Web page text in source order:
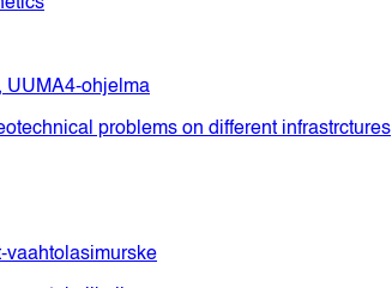
UUMA4-ohjelma
problems on different infrastrctures
vaahtolasimurske